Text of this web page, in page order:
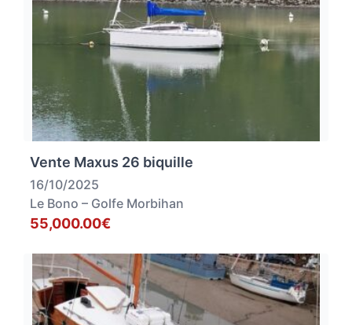
Vente Maxus 26 biquille
16/10/2025
Le Bono – Golfe Morbihan
55,000.00€